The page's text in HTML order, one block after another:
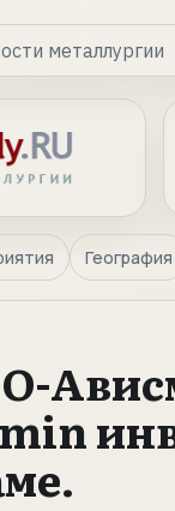
металлургии
География